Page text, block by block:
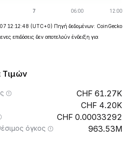
12:12:48 (UTC+0) Πηγή δεδομένων: CoinGecko
επιδόσεις δεν αποτελούν ένδειξη για
Τιμών
61.27K
4.20K
0.00033292
όγκος 963.53M